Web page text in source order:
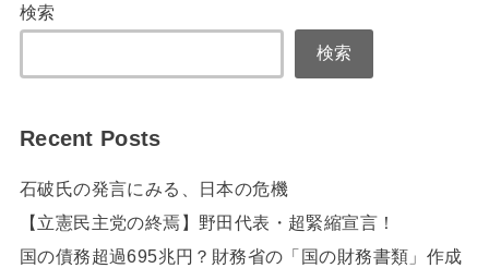
検索
検索
Recent Posts
石破氏の発言にみる、日本の危機
【立憲民主党の終焉】野田代表・超緊縮宣言！
国の債務超過695兆円？財務省の「国の財務書類」作成